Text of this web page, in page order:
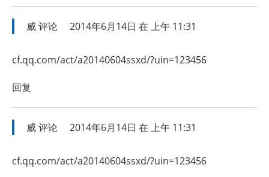
威评论 2014年6月14日 在 上午 11:31
cf.qq.com/act/a20140604ssxd/?uin=123456
回复
威评论 2014年6月14日 在 上午 11:31
cf.qq.com/act/a20140604ssxd/?uin=123456